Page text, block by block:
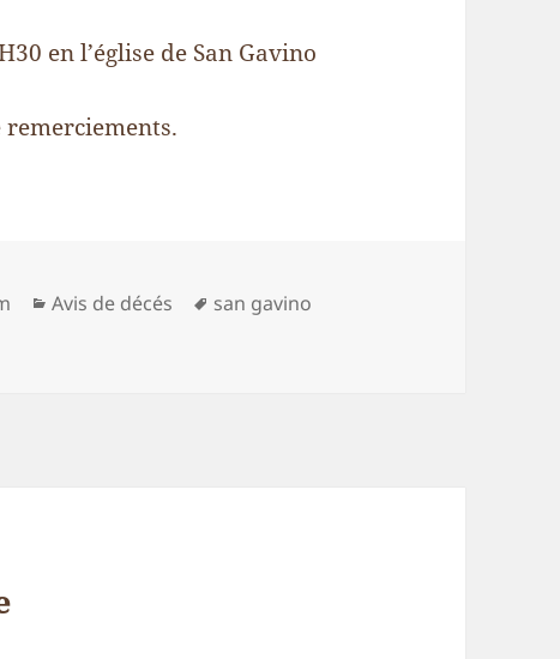
en l’église de San Gavino
Catégories
Avis de décés
Mots-
san gavino